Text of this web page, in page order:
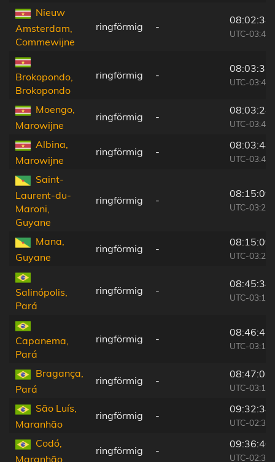
Nieuw
Amsterdam,
Commewijne
ringförmig -
08:02:34
UTC-03:40
Brokopondo,
Brokopondo
ringförmig -
08:03:37
UTC-03:40
Moengo,
Marowijne
ringförmig -
08:03:24
UTC-03:40
Albina,
Marowijne
ringförmig -
08:03:48
UTC-03:40
Saint-
Laurent-du-
Maroni,
Guyane
ringförmig -
08:15:09
UTC-03:29
Mana,
Guyane
ringförmig -
08:15:09
UTC-03:29
Salinópolis,
Pará
ringförmig -
08:45:38
UTC-03:13
Capanema,
Pará
ringförmig -
08:46:47
UTC-03:13
Bragança,
Pará
ringförmig -
08:47:03
UTC-03:13
São Luís,
Maranhão
ringförmig -
09:32:38
UTC-02:34
Codó,
Maranhão
ringförmig -
09:36:40
UTC-02:34